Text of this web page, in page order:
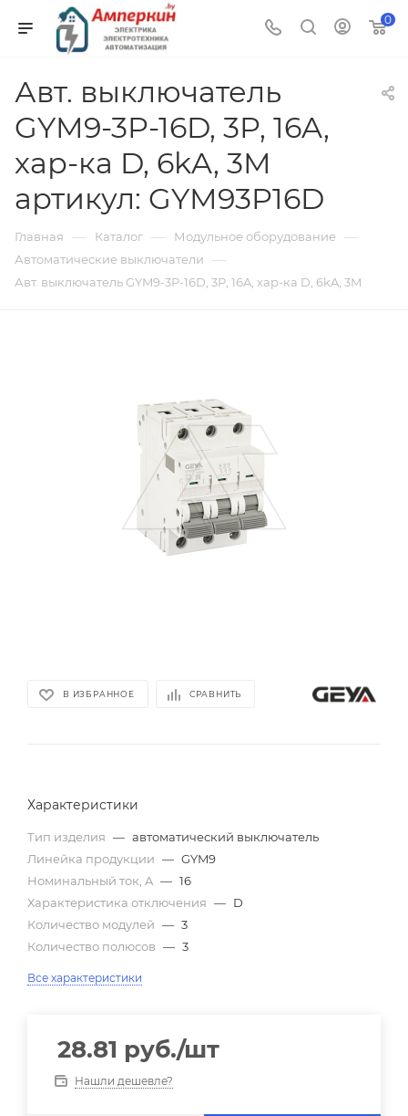
0
Авт. выключатель
GYM9-3P-16D, 3P, 16A,
хар-ка D, 6kA, 3M
артикул: GYM93P16D
Главная — Каталог — Модульное оборудование —
Автоматические выключатели —
Авт. выключатель GYM9-3P-16D, 3P, 16A, хар-ка D, 6kA, 3M
В ИЗБРАННОЕ СРАВНИТЬ
Характеристики
Тип изделия — автоматический выключатель
Линейка продукции — GYM9
Номинальный ток, A — 16
Характеристика отключения — D
Количество модулей — 3
Количество полюсов — 3
Все характеристики
28.81 руб./шт
Нашли дешевле?